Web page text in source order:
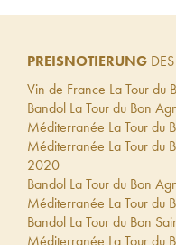
PREISNOTIERUNG
Vin de France La Tour du
Bandol La Tour du Bon
Méditerranée La Tour du
Méditerranée La Tour du
2020
Bandol La Tour du Bon
Méditerranée La Tour du
Bandol La Tour du Bon